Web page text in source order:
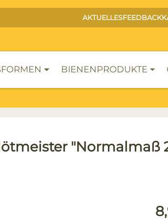
AKTUELLESFEEDBACK
BIENENPRODUKTE
"Normalmaß